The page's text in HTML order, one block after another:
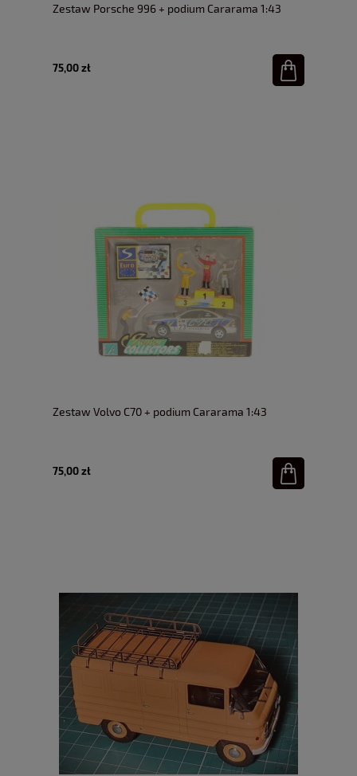
Zestaw Porsche 996 + podium Cararama 1:43
75,00 zł
Zestaw Volvo C70 + podium Cararama 1:43
75,00 zł